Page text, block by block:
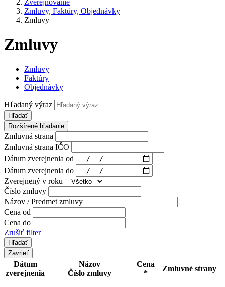
Zverejňovanie
Zmluvy, Faktúry, Objednávky
Zmluvy
Zmluvy
Zmluvy
Faktúry
Objednávky
Hľadaný výraz
Hľadať
Rozšírené hľadanie
Zmluvná strana
Zmluvná strana IČO
Dátum zverejnenia od
Dátum zverejnenia do
Zverejnený v roku
Číslo zmluvy
Názov / Predmet zmluvy
Cena od
Cena do
Zrušiť filter
Zavrieť
Dátum
zverejnenia
Názov
Číslo zmluvy
Cena
*
Zmluvné strany